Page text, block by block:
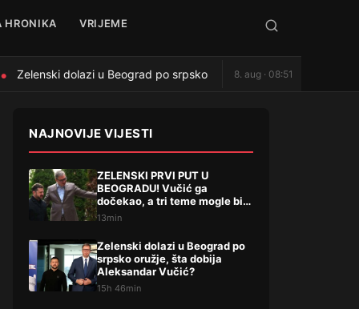
HRONIKA VRIJEME
Zelenski dolazi u Beograd po srpsko oružje, šta dobija Aleksandar
8. aug · 08:51
NAJNOVIJE VIJESTI
ZELENSKI PRVI PUT U
BEOGRADU! Vučić ga
dočekao, a tri teme mogle bi
da promene mnogo toga
13min
Zelenski dolazi u Beograd po
srpsko oružje, šta dobija
Aleksandar Vučić?
15h 46min